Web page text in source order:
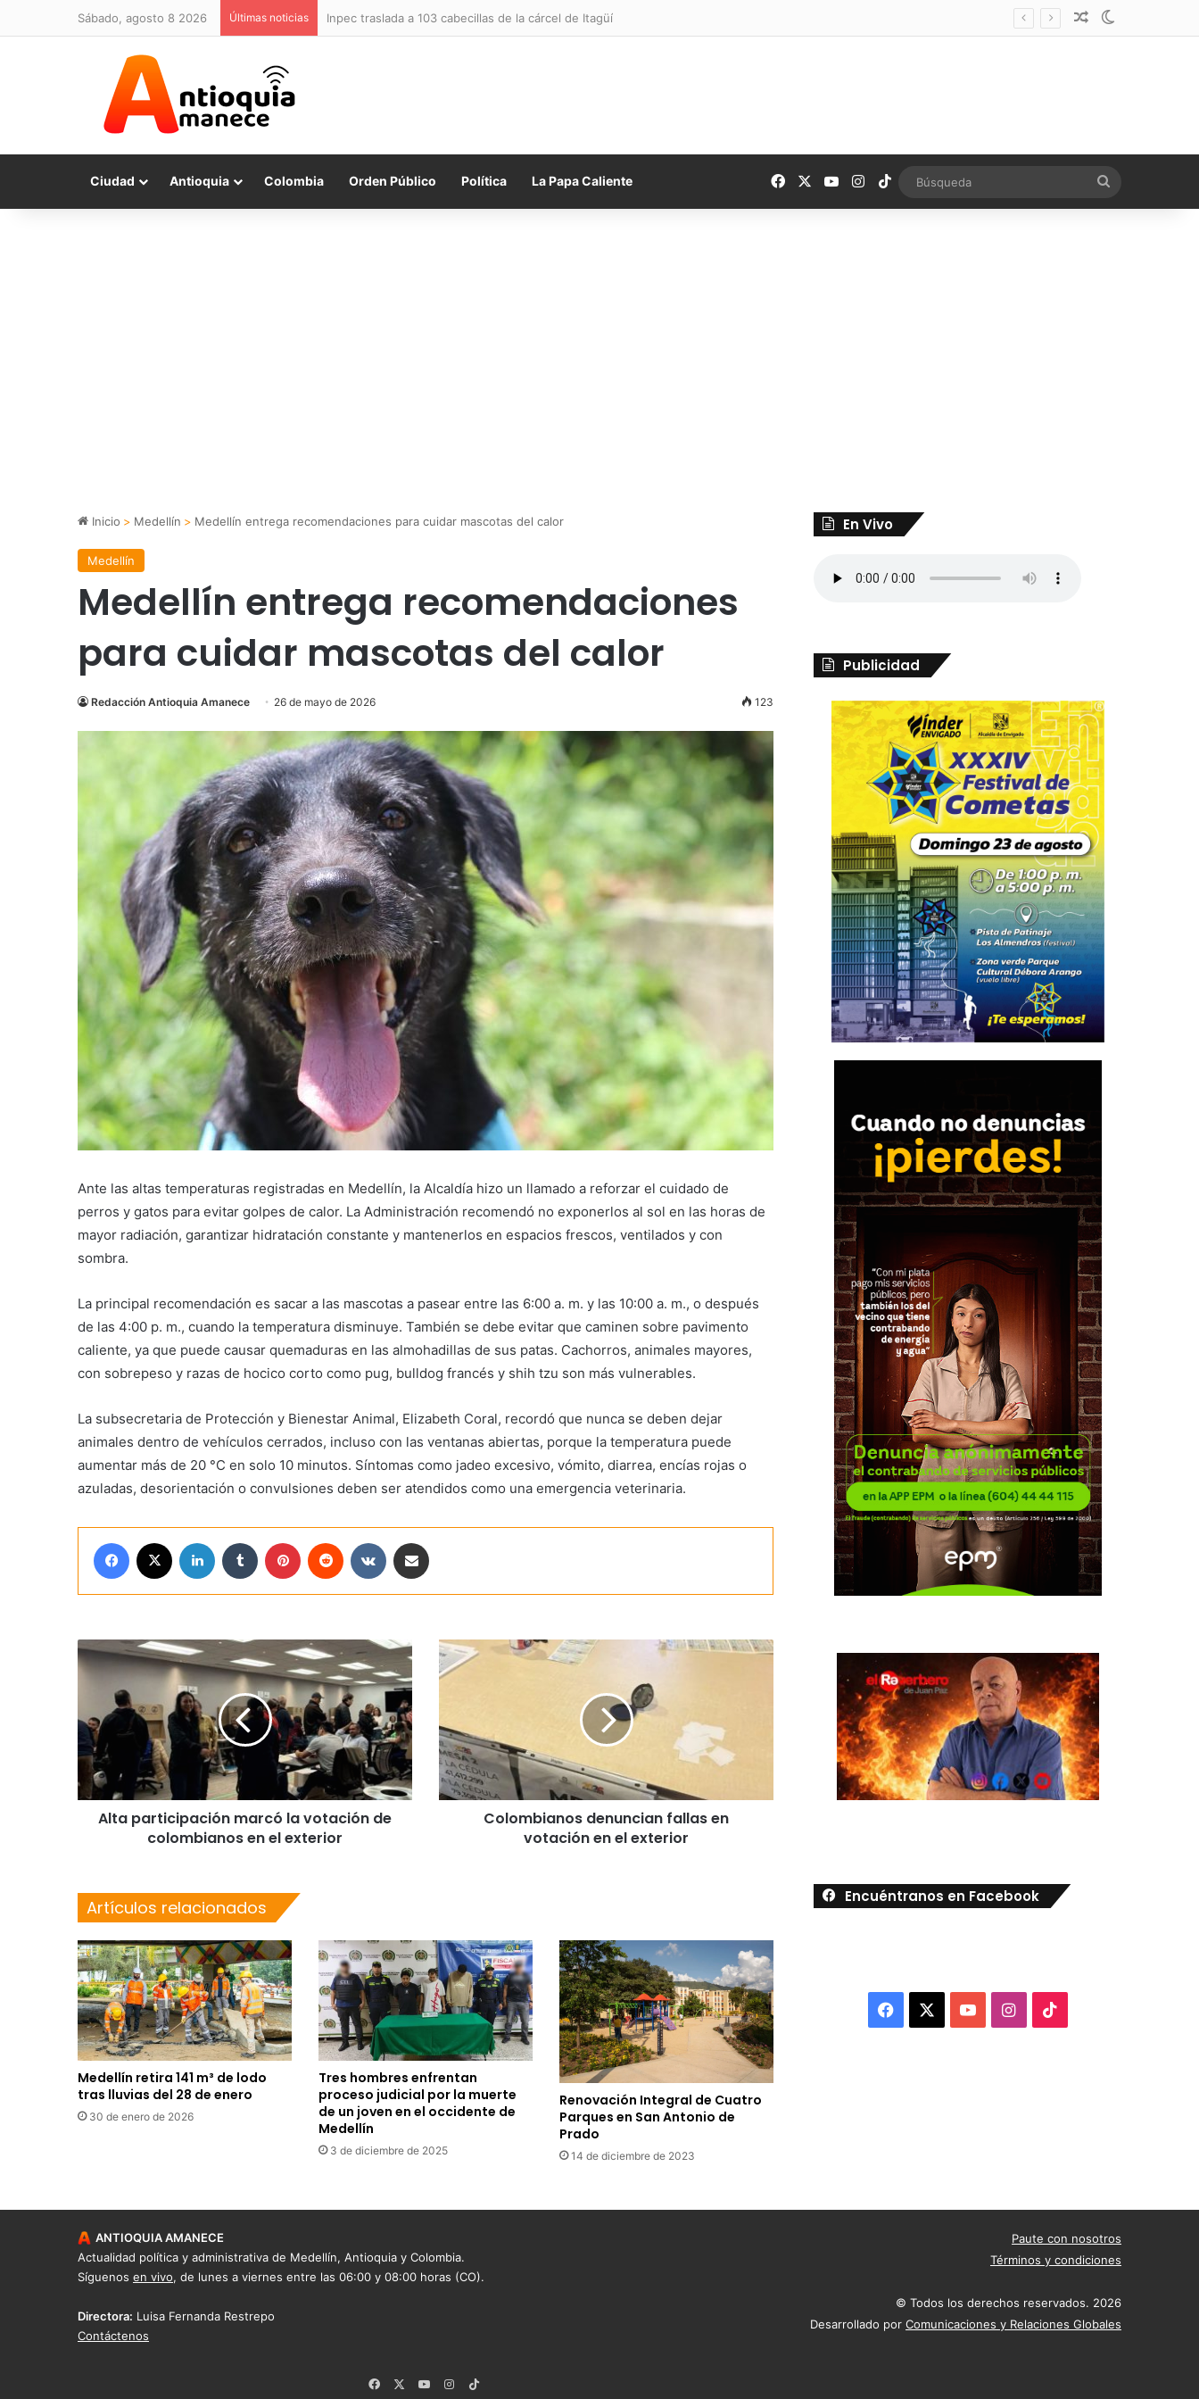
sábado, agosto 8 2026 Últimas noticias Inpec traslada a 103 cabecillas de la cárcel de Itagüí Noticia aleatoria
Ciudad Antioquia Colombia Orden Público Política La Papa Caliente FacebookYouTubeInstagram
TikTok
Inicio > Medellín > Medellín entrega recomendaciones para cuidar mascotas del calor
Medellín
Medellín entrega recomendaciones
para cuidar mascotas del calor
Redacción Antioquia Amanece 26 de mayo de 2026 123
Ante las altas temperaturas registradas en Medellín, la Alcaldía hizo un llamado a reforzar el cuidado de
perros y gatos para evitar golpes de calor. La Administración recomendó no exponerlos al sol en las horas de
mayor radiación, garantizar hidratación constante y mantenerlos en espacios frescos, ventilados y con
sombra.
La principal recomendación es sacar a las mascotas a pasear entre las 6:00 a. m. y las 10:00 a. m., o después
de las 4:00 p. m., cuando la temperatura disminuye. También se debe evitar que caminen sobre pavimento
caliente, ya que puede causar quemaduras en las almohadillas de sus patas. Cachorros, animales mayores,
con sobrepeso y razas de hocico corto como pug, bulldog francés y shih tzu son más vulnerables.
La subsecretaria de Protección y Bienestar Animal, Elizabeth Coral, recordó que nunca se deben dejar
animales dentro de vehículos cerrados, incluso con las ventanas abiertas, porque la temperatura puede
aumentar más de 20 °C en solo 10 minutos. Síntomas como jadeo excesivo, vómito, diarrea, encías rojas o
azuladas, desorientación o convulsiones deben ser atendidos como una emergencia veterinaria.
Facebook LinkedIn Tumblr Pinterest Reddit VKontakte
Alta participación marcó la votación de
colombianos en el exterior
Colombianos denuncian fallas en
votación en el exterior
Artículos relacionados
Medellín retira 141 m³ de lodo
tras lluvias del 28 de enero
30 de enero de 2026
Tres hombres enfrentan
proceso judicial por la muerte
de un joven en el occidente de
Medellín
3 de diciembre de 2025
Renovación Integral de Cuatro
Parques en San Antonio de
Prado
14 de diciembre de 2023
En Vivo
Publicidad
Encuéntranos en Facebook
Facebook YouTubeInstagram
TikTok
ANTIOQUIA AMANECE
Actualidad política y administrativa de Medellín, Antioquia y Colombia.
Síguenos en vivo, de lunes a viernes entre las 06:00 y 08:00 horas (CO).
Directora: Luisa Fernanda Restrepo
Contáctenos
Facebook
X YouTubeInstagram
TikTok
Paute con nosotros
Términos y condiciones
© Todos los derechos reservados. 2026
Desarrollado por Comunicaciones y Relaciones Globales